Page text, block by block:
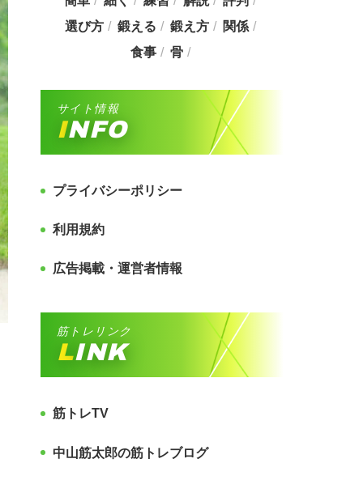
選び方
鍛える 鍛え方
関係
食事
骨
サイト情報
INFO
プライバシーポリシー
利用規約
広告掲載・運営者情報
筋トレリンク
LINK
筋トレTV
中山筋太郎の筋トレブログ